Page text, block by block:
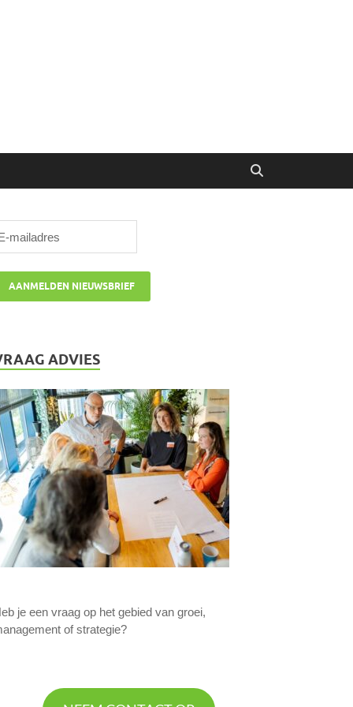
ADVIES
je een vraag op het gebied van groei,
of strategie?